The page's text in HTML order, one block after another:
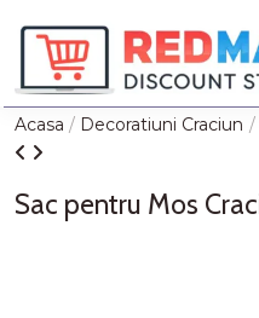
Acasa Decoratiuni Craciun
Sac pentru Mos